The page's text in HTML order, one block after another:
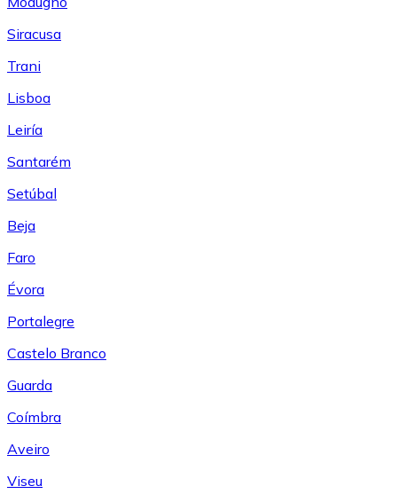
Siracusa
Trani
Lisboa
Leiría
Santarém
Setúbal
Beja
Faro
Évora
Portalegre
Castelo Branco
Guarda
Coímbra
Aveiro
Viseu